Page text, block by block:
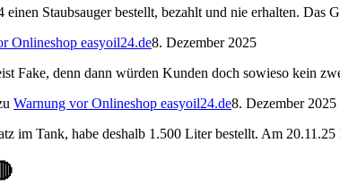
einen Staubsauger bestellt, bezahlt und nie erhalten.
Onlineshop easyoil24.de8. Dezember 2025
Fake, denn dann würden Kunden doch sowieso kein
Warnung vor Onlineshop easyoil24.de8. Dezember 2025
im Tank, habe deshalb 1.500 Liter bestellt. Am